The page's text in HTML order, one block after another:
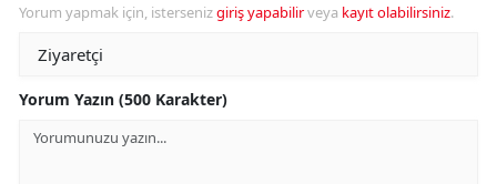
Yorum yapmak için, istersenizgiriş yapabilirveya kayıt olabilirsiniz.
Yorum Yazın (500 Karakter)